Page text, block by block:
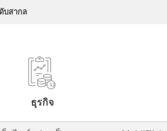
บสากล
ธุรกิจ